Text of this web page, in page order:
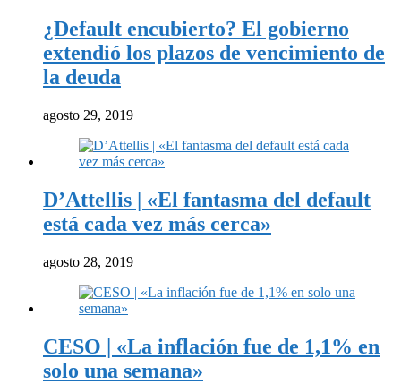
¿Default encubierto? El gobierno
extendió los plazos de vencimiento de
la deuda
agosto 29, 2019
D’Attellis | «El fantasma del default
está cada vez más cerca»
agosto 28, 2019
CESO | «La inflación fue de 1,1% en
solo una semana»